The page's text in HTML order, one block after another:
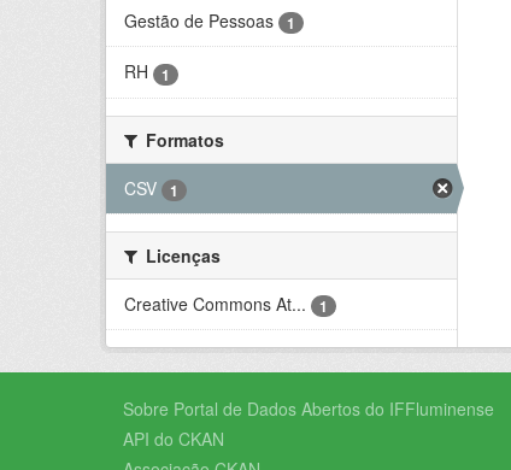
Gestão de Pessoas 1
RH 1
Formatos
CSV
1
Licenças
Creative Commons At...
1
Sobre Portal de Dados Abertos do IFFluminense
API do CKAN